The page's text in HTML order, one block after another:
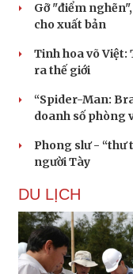
Gỡ "điểm
cho xuất bản
Tinh hoa võ Việt:
ra thế giới
“Spider-Man:
doanh số phòng
Phong slư - “thư
người Tày
DU LỊCH